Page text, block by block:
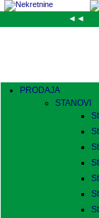
◄◄
PRODAJA
STANOVI